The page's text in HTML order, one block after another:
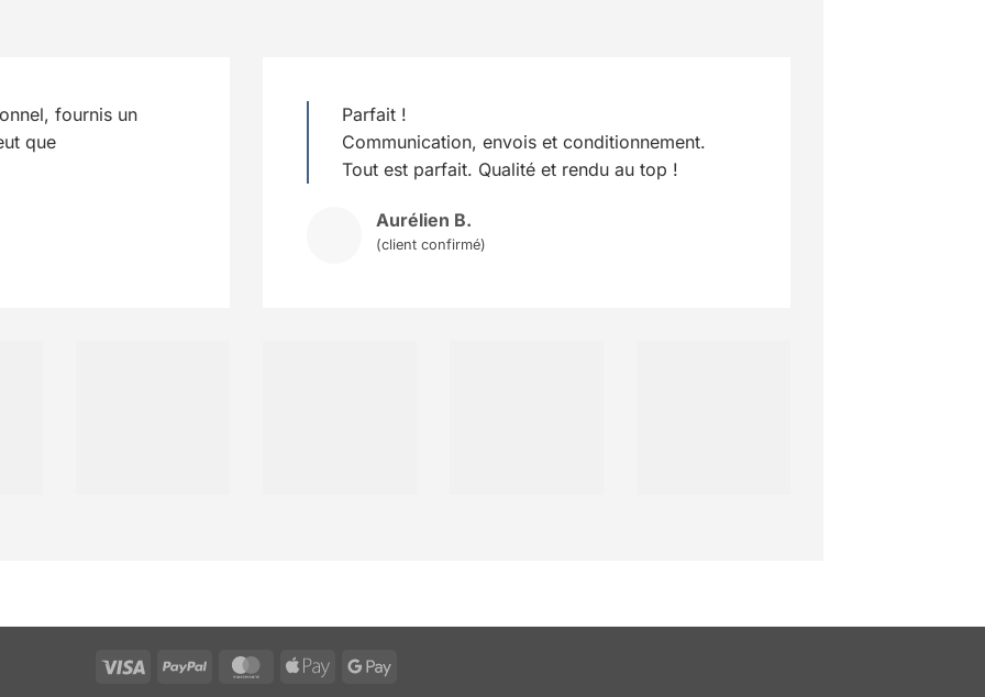
fournis un
que
Parfait !
Communication, envois et conditionnement.
Tout est parfait. Qualité et rendu au top !
Aurélien B.
(client confirmé)
Visa PayPal MasterCard
Apple
Google